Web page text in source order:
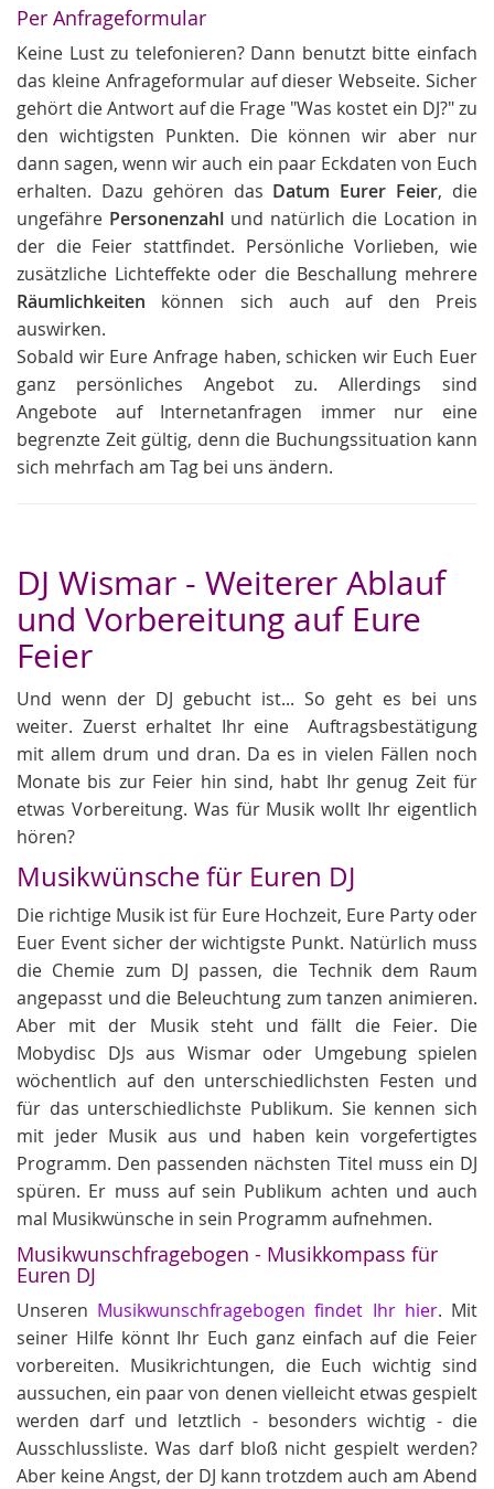
Per Anfrageformular
Keine Lust zu telefonieren? Dann benutzt bitte einfach
das kleine Anfrageformular auf dieser Webseite. Sicher
gehört die Antwort auf die Frage "Was kostet ein DJ?" zu
den wichtigsten Punkten. Die können wir aber nur
dann sagen, wenn wir auch ein paar Eckdaten von Euch
erhalten. Dazu gehören das Datum Eurer Feier, die
ungefähre Personenzahl und natürlich die Location in
der die Feier stattfindet. Persönliche Vorlieben, wie
zusätzliche Lichteffekte oder die Beschallung mehrere
Räumlichkeiten können sich auch auf den Preis
auswirken.
Sobald wir Eure Anfrage haben, schicken wir Euch Euer
ganz persönliches Angebot zu. Allerdings sind
Angebote auf Internetanfragen immer nur eine
begrenzte Zeit gültig, denn die Buchungssituation kann
sich mehrfach am Tag bei uns ändern.
DJ Wismar - Weiterer Ablauf
und Vorbereitung auf Eure
Feier
Und wenn der DJ gebucht ist... So geht es bei uns
weiter. Zuerst erhaltet Ihr eine Auftragsbestätigung
mit allem drum und dran. Da es in vielen Fällen noch
Monate bis zur Feier hin sind, habt Ihr genug Zeit für
etwas Vorbereitung. Was für Musik wollt Ihr eigentlich
hören?
Musikwünsche für Euren DJ
Die richtige Musik ist für Eure Hochzeit, Eure Party oder
Euer Event sicher der wichtigste Punkt. Natürlich muss
die Chemie zum DJ passen, die Technik dem Raum
angepasst und die Beleuchtung zum tanzen animieren.
Aber mit der Musik steht und fällt die Feier. Die
Mobydisc DJs aus Wismar oder Umgebung spielen
wöchentlich auf den unterschiedlichsten Festen und
für das unterschiedlichste Publikum. Sie kennen sich
mit jeder Musik aus und haben kein vorgefertigtes
Programm. Den passenden nächsten Titel muss ein DJ
spüren. Er muss auf sein Publikum achten und auch
mal Musikwünsche in sein Programm aufnehmen.
Musikwunschfragebogen - Musikkompass für
Euren DJ
Unseren Musikwunschfragebogen findet Ihr hier. Mit
seiner Hilfe könnt Ihr Euch ganz einfach auf die Feier
vorbereiten. Musikrichtungen, die Euch wichtig sind
aussuchen, ein paar von denen vielleicht etwas gespielt
werden darf und letztlich - besonders wichtig - die
Ausschlussliste. Was darf bloß nicht gespielt werden?
Aber keine Angst, der DJ kann trotzdem auch am Abend